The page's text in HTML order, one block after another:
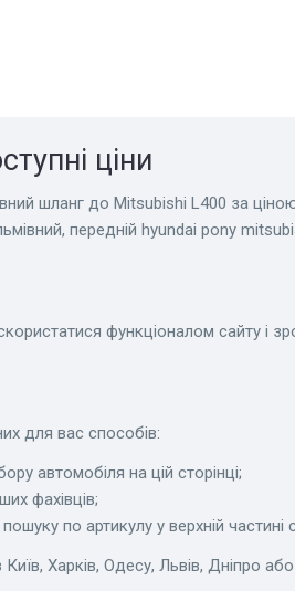
ціни
шланг до Mitsubishi L400 за
передній hyundai pony
функціоналом сайту і
для вас способів:
автомобіля на цій сторінці;
фахівців;
по артикулу у верхній частині
Харків, Одесу, Львів, Дніпро